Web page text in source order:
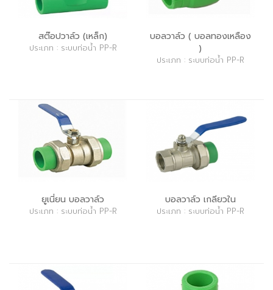
สต๊อปวาล์ว (เหล็ก)
ประเภท : ระบบท่อน้ำ PP-R
บอลวาล์ว ( บอลทองเหลือง
)
ประเภท : ระบบท่อน้ำ PP-R
ยูเนี่ยน บอลวาล์ว
ประเภท : ระบบท่อน้ำ PP-R
บอลวาล์ว เกลียวใน
ประเภท : ระบบท่อน้ำ PP-R